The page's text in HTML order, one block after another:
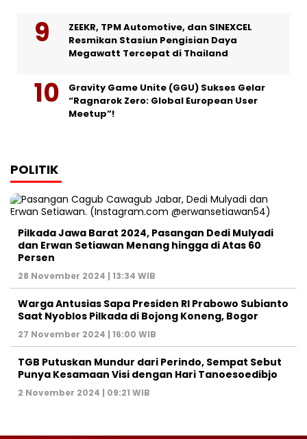
ZEEKR, TPM Automotive, dan SINEXCEL
Resmikan Stasiun Pengisian Daya
Megawatt Tercepat di Thailand
Gravity Game Unite (GGU) Sukses Gelar
“Ragnarok Zero: Global European User
Meetup”!
POLITIK
Pilkada Jawa Barat 2024, Pasangan Dedi Mulyadi
dan Erwan Setiawan Menang hingga di Atas 60
Persen
28 November 2024 | 13:34 WIB
Warga Antusias Sapa Presiden RI Prabowo Subianto
Saat Nyoblos Pilkada di Bojong Koneng, Bogor
27 November 2024 | 16:00 WIB
TGB Putuskan Mundur dari Perindo, Sempat Sebut
Punya Kesamaan Visi dengan Hari Tanoesoedibjo
2 November 2024 | 09:21 WIB